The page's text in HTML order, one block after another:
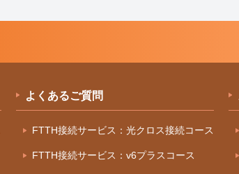
よくあるご質問
FTTH接続サービス：光クロス接続コース
FTTH接続サービス：v6プラスコース